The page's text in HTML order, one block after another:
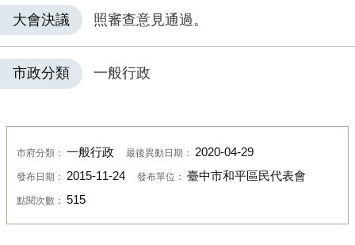
大會決議 照審查意見通過。
市政分類 一般行政
市府分類： 一般行政 最後異動日期： 2020-04-29
發布日期： 2015-11-24 發布單位： 臺中市和平區民代表會
點閱次數： 515